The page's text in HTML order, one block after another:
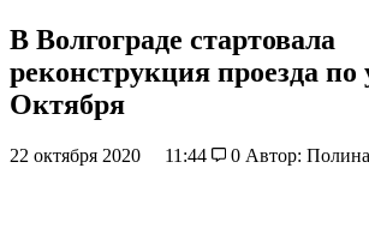
В Волгограде стартовала
реконструкция проезда по
Октября
22 октября 2020 11:44 0 Автор: